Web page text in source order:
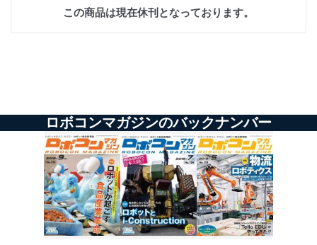
この商品は現在休刊となっております。
ロボコンマガジンのバックナンバー